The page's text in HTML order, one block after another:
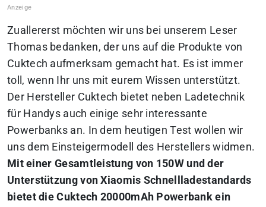
Zuallererst möchten wir uns bei unserem Leser
Thomas bedanken, der uns auf die Produkte von
Cuktech aufmerksam gemacht hat. Es ist immer
toll, wenn Ihr uns mit eurem Wissen unterstützt.
Der Hersteller Cuktech bietet neben Ladetechnik
für Handys auch einige sehr interessante
Powerbanks an. In dem heutigen Test wollen wir
uns dem Einsteigermodell des Herstellers widmen.
Mit einer Gesamtleistung von 150W und der
Unterstützung von Xiaomis Schnellladestandards
bietet die Cuktech 20000mAh Powerbank ein